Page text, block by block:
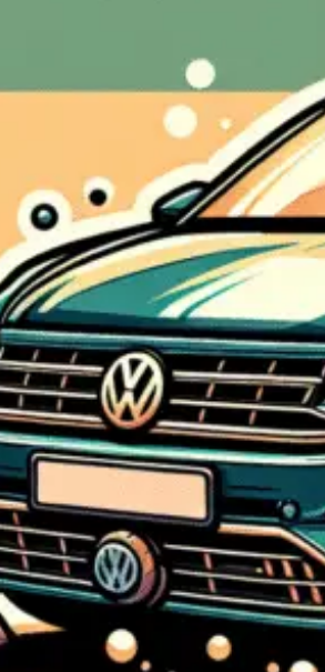
Navigatie Audi A4 B8
Navigatie Audi A6 C5
Navigatie Audi A6 C7
Navigatie Audi Q5
Navigație Ford Fiesta
Navigație Ford Focus 1
Navigație Ford Focus 2
Navigație Ford Focus MK3
Navigație Ford Mondeo MK3
Navigație Ford Mondeo MK4
Navigație Ford Transit
Navigație Mercedes C Class W203
Navigație Mercedes C Class W204
Navigație Mercedes W203
Navigație Mercedes W204
Navigație Mercedes W211
Navigație Mercedes Sprinter
Navigație Passat B5
Navigație Passat B5 5
Navigație Passat B6
Navigație Passat B7
Navigație Passat B8
Navigație Passat CC